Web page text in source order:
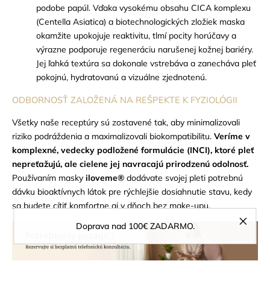
Doprava nad 100€ ZADARMO.
podobe papúl. Vďaka vysokému obsahu CICA komplexu
(Centella Asiatica) a biotechnologických zložiek maska
okamžite upokojuje reaktivitu, tlmí pocity horúčavy a
výrazne podporuje regeneráciu narušenej kožnej bariéry.
Jej ľahká textúra sa dokonale vstrebáva a zanecháva pleť
pokojnú, hydratovanú a vizuálne zjednotenú.
ODBORNOSŤ ZALOŽENÁ NA REŠPEKTE K FYZIOLÓGII
Všetky naše receptúry sú zostavené tak, aby minimalizovali
riziko podráždenia a maximalizovali biokompatibilitu. Veríme v
komplexné, vedecky podložené formulácie (INCI), ktoré pleť
nepreťažujú, ale cielene jej navracajú prirodzenú odolnosť.
Používaním masky iloveme® dodávate svojej pleti potrebnú
dávku bioaktívnych látok pre rýchlejšie dosiahnutie stavu, kedy
sa budete cítiť komfortne aj v dňoch bez make-upu.